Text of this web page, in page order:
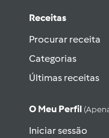
Receitas
Procurar receita
Categorias
Últimas receitas
O Meu Perfil
Iniciar sessão